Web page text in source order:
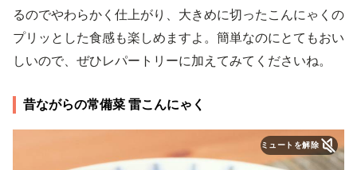
るのでやわらかく仕上がり、大きめに切ったこんにゃくの
プリッとした食感も楽しめますよ。簡単なのにとてもおい
しいので、ぜひレパートリーに加えてみてくださいね。
昔ながらの常備菜 雷こんにゃく
ミュートを解除